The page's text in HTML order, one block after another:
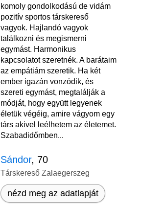
komoly gondolkodású de vidám
pozitív sportos társkereső
vagyok. Hajlandó vagyok
találkozni és megismerni
egymást. Harmonikus
kapcsolatot szeretnék. A barátaim
az empátiám szeretik. Ha két
ember igazán vonzódik, és
szereti egymást, megtalálják a
módját, hogy együtt legyenek
életük végéig, amire vágyom egy
társ akivel leélhetem az életemet.
Szabadidőmben...
Sándor, 70
Társkereső Zalaegerszeg
nézd meg az adatlapját